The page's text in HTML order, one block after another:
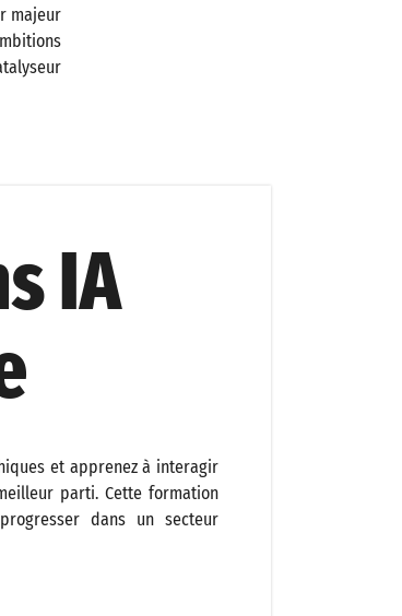
majeur
IA
et apprenez à interagir
parti. Cette formation
dans un secteur